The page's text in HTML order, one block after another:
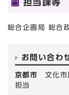
担当課等
総合企画局 総合
お問い合わ
京都市 文化
担当